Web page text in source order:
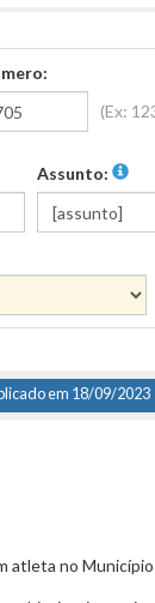
(Ex:
Assunto:
em 18/09/2023
atleta no